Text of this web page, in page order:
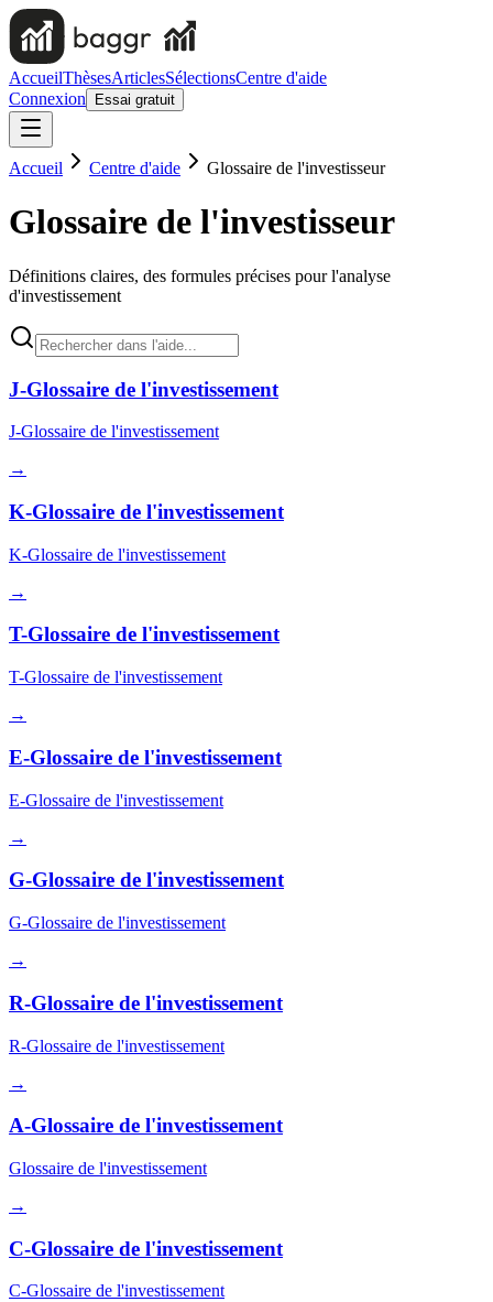
AccueilThèsesArticlesSélectionsCentre d'aide
Connexion
Essai gratuit
Accueil Centre d'aide Glossaire de l'investisseur
Glossaire de l'investisseur
Définitions claires, des formules précises pour l'analyse
d'investissement
J-Glossaire de l'investissement
J-Glossaire de l'investissement
→
K-Glossaire de l'investissement
K-Glossaire de l'investissement
→
T-Glossaire de l'investissement
T-Glossaire de l'investissement
→
E-Glossaire de l'investissement
E-Glossaire de l'investissement
→
G-Glossaire de l'investissement
G-Glossaire de l'investissement
→
R-Glossaire de l'investissement
R-Glossaire de l'investissement
→
A-Glossaire de l'investissement
Glossaire de l'investissement
→
C-Glossaire de l'investissement
C-Glossaire de l'investissement